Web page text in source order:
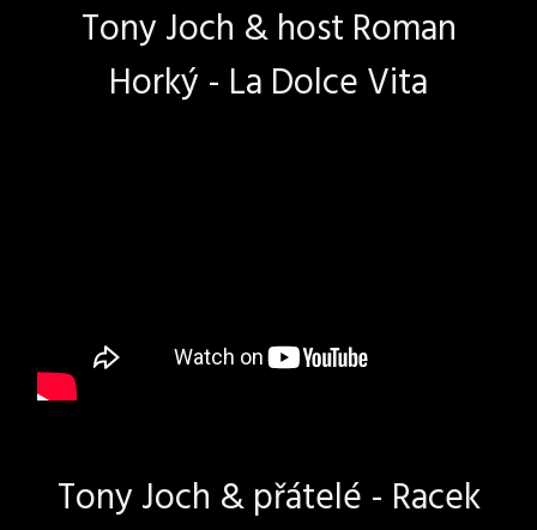
Tony Joch & host Roman
Horký - La Dolce Vita
Tony Joch & přátelé - Racek